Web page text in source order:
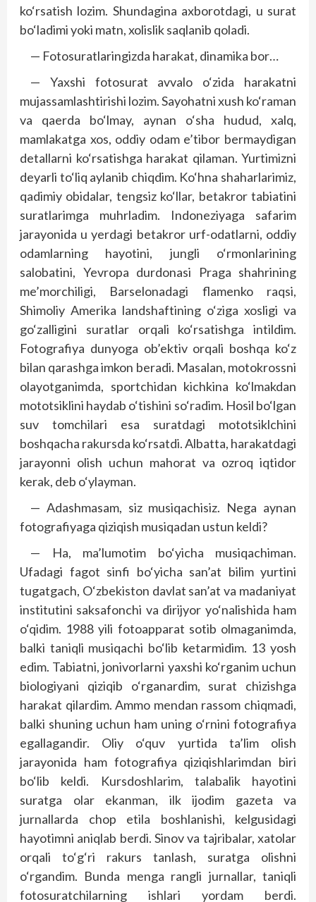
ko‘rsatish lozim. Shundagina axborotdagi, u surat
bo‘ladimi yoki matn, xolislik saqlanib qoladi.
— Fotosuratlaringizda harakat, dinamika bor…
— Yaxshi fotosurat avvalo o‘zida harakatni
mujassamlashtirishi lozim. Sayohatni xush ko‘raman
va qaerda bo‘lmay, aynan o‘sha hudud, xalq,
mamlakatga xos, oddiy odam e’tibor bermaydigan
detallarni ko‘rsatishga harakat qilaman. Yurtimizni
deyarli to‘liq aylanib chiqdim. Ko‘hna shaharlarimiz,
qadimiy obidalar, tengsiz ko‘llar, betakror tabiatini
suratlarimga muhrladim. Indoneziyaga safarim
jarayonida u yerdagi betakror urf-odatlarni, oddiy
odamlarning hayotini, jungli o‘rmonlarining
salobatini, Yevropa durdonasi Praga shahrining
me’morchiligi, Barselonadagi flamenko raqsi,
Shimoliy Amerika landshaftining o‘ziga xosligi va
go‘zalligini suratlar orqali ko‘rsatishga intildim.
Fotografiya dunyoga ob’ektiv orqali boshqa ko‘z
bilan qarashga imkon beradi. Masalan, motokrossni
olayotganimda, sportchidan kichkina ko‘lmakdan
mototsiklini haydab o‘tishini so‘radim. Hosil bo‘lgan
suv tomchilari esa suratdagi mototsiklchini
boshqacha rakursda ko‘rsatdi. Albatta, harakatdagi
jarayonni olish uchun mahorat va ozroq iqtidor
kerak, deb o‘ylayman.
— Adashmasam, siz musiqachisiz. Nega aynan
fotografiyaga qiziqish musiqadan ustun keldi?
— Ha, ma’lumotim bo‘yicha musiqachiman.
Ufadagi fagot sinfi bo‘yicha san’at bilim yurtini
tugatgach, O‘zbekiston davlat san’at va madaniyat
institutini saksafonchi va dirijyor yo‘nalishida ham
o‘qidim. 1988 yili fotoapparat sotib olmaganimda,
balki taniqli musiqachi bo‘lib ketarmidim. 13 yosh
edim. Tabiatni, jonivorlarni yaxshi ko‘rganim uchun
biologiyani qiziqib o‘rganardim, surat chizishga
harakat qilardim. Ammo mendan rassom chiqmadi,
balki shuning uchun ham uning o‘rnini fotografiya
egallagandir. Oliy o‘quv yurtida ta’lim olish
jarayonida ham fotografiya qiziqishlarimdan biri
bo‘lib keldi. Kursdoshlarim, talabalik hayotini
suratga olar ekanman, ilk ijodim gazeta va
jurnallarda chop etila boshlanishi, kelgusidagi
hayotimni aniqlab berdi. Sinov va tajribalar, xatolar
orqali to‘g‘ri rakurs tanlash, suratga olishni
o‘rgandim. Bunda menga rangli jurnallar, taniqli
fotosuratchilarning ishlari yordam berdi.